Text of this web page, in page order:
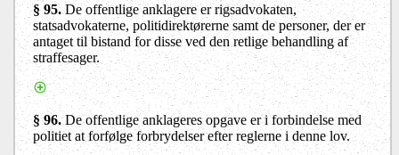
§ 95.De offentlige anklagere er rigsadvokaten,
statsadvokaterne, politidirektørerne samt de personer, der er
antaget til bistand for disse ved den retlige behandling af
straffesager.
§ 96.De offentlige anklageres opgave er i forbindelse med
politiet at forfølge forbrydelser efter reglerne i denne lov.